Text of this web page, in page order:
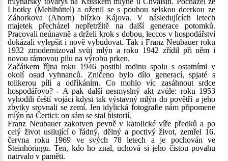
Lhotky (Mehlhüttel) a oženil se s pouhou selskou dcerkou ze
Záhorkova (Ahorn) blízko Kájova. V následujících letech
majetek přecházel nepřetržitě na další generace potomků.
Pracovali neúnavně a drželi krok s dobou, leccos v hospodářství
dokázali vylepšit i nově vybudovat. Tak i Franz Neubauer roku
1932 zmodernizoval svůj mlýn a roku 1942 zřídil při něm i
novou rámovou pilu na výrobu prken.
Začátkem října roku 1946 postihl rodinu spolu s ostatními v
okolí osud vyhnanců. Zničeno bylo dílo generací, spjaté s
tolikerou pílí a odříkáním. Co mohlo víc zasáhnout srdce
hospodářovo? - A pak další nesmyslný akt zvůle: roku 1953
vyhodili čeští vojáci kdysi tak výstavný mlýn do povětří a jeho
zbytky srovnali se zemí. Jen idylická fotografie nám připomene
mlýn na Čertici: on sám se stal historií.
Franz Neubauer zakotven pevně v katolické víře předků a po
celý život usilující o řádný, dělný a poctivý život, zemřel 16.
června roku 1969 ve svých 78 letech a je pochován ve
Steinhöringu. Ten, kdo ho znal, uchová si jeho čistou povahu
natrvalo v paměti.